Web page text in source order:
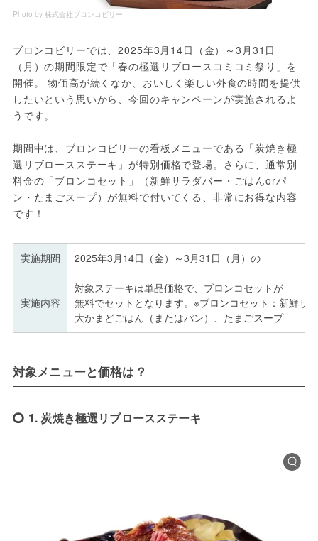
Photo by 株式会社ブロンコビリー
ブロンコビリーでは、2025年3月14日（金）～3月31日
（月）の期間限定で「春の極選リブロースコミコミ祭り」を
開催。 物価高が続くなか、おいしく楽しい外食の時間を提供
したいという思いから、今回のキャンペーンが実施されるよ
うです。
期間中は、ブロンコビリーの看板メニューである「炭焼き極
選リブロースステーキ」が特別価格で登場。さらに、通常別
料金の「ブロンコセット」（新鮮サラダバー・ごはんorパ
ン・たまごスープ）が無料で付いてくる、非常にお得な内容
です！
実施期間 2025年3月14日（金）～3月31日（月）の
実施内容
対象ステーキは単品価格で、ブロンコセットが
無料でセットとなります。※ブロンコセット：新鮮サ
大かまどごはん（またはパン）、たまごスープ
対象メニューと価格は？
1. 炭焼き極選リブロースステーキ